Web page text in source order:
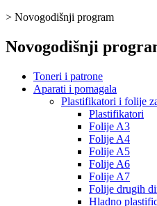
> Novogodišnji program
Novogodišnji
Toneri i patrone
Aparati i pomagala
Plastifikatori i folije
Plastifikatori
Folije A3
Folije A4
Folije A5
Folije A6
Folije A7
Folije drugih
Hladno